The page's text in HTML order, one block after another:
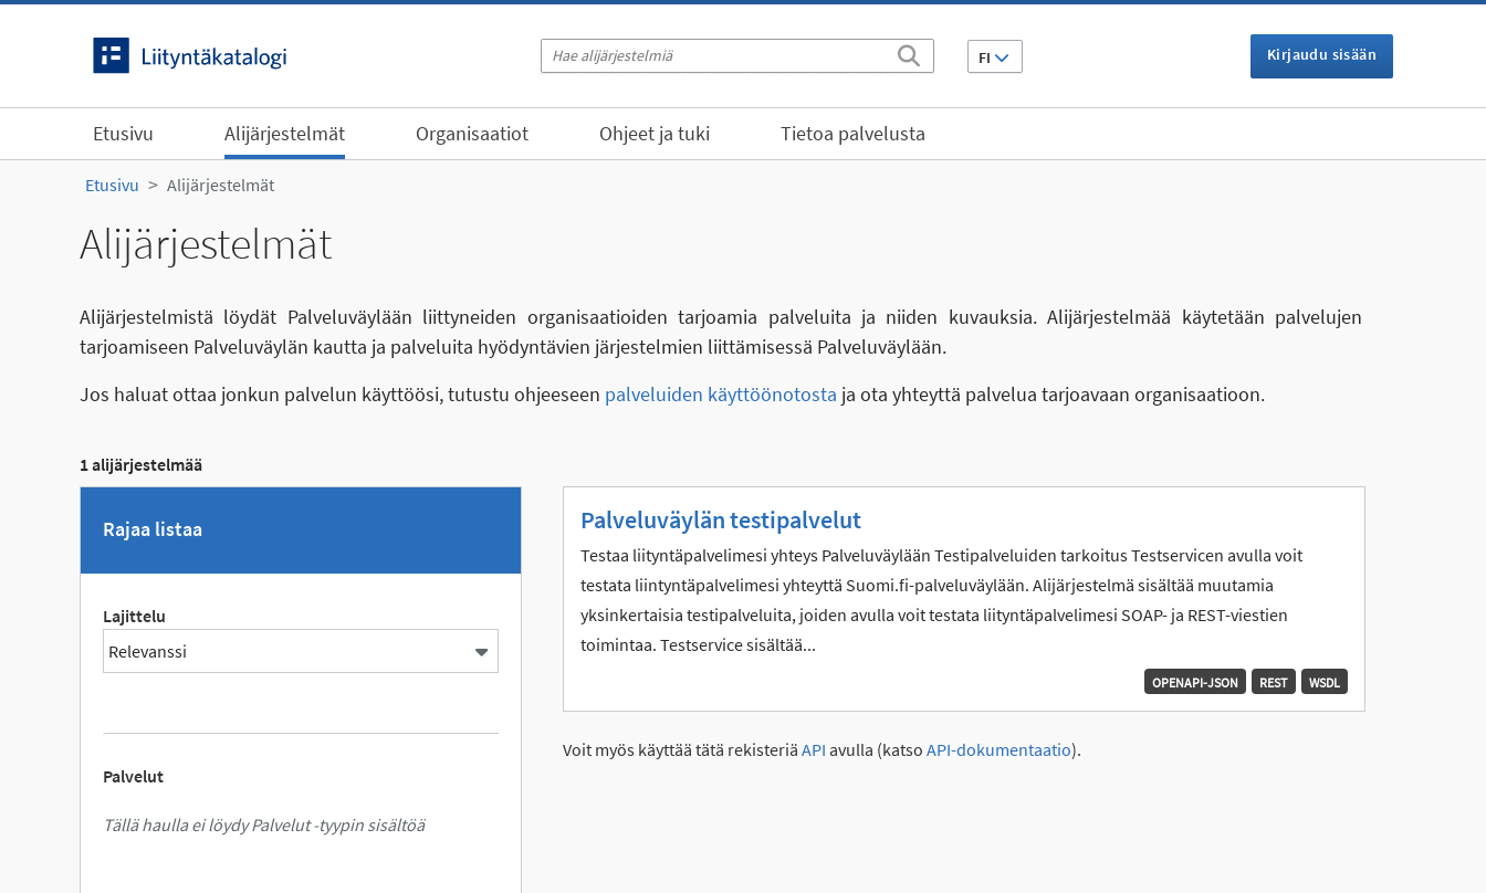
FI Kirjaudu sisään
Etusivu Alijärjestelmät Organisaatiot Ohjeet ja tuki Tietoa palvelusta
Etusivu Alijärjestelmät
Alijärjestelmät
Alijärjestelmistä löydät Palveluväylään liittyneiden organisaatioiden tarjoamia palveluita ja niiden kuvauksia. Alijärjestelmää käytetään palvelujen
tarjoamiseen Palveluväylän kautta ja palveluita hyödyntävien järjestelmien liittämisessä Palveluväylään.
Jos haluat ottaa jonkun palvelun käyttöösi, tutustu ohjeeseen palveluiden käyttöönotosta ja ota yhteyttä palvelua tarjoavaan organisaatioon.
1 alijärjestelmää
Rajaa listaa
Lajittelu
Palvelut
Tällä haulla ei löydy Palvelut -tyypin sisältöä
Palveluväylän testipalvelut
Testaa liityntäpalvelimesi yhteys Palveluväylään Testipalveluiden tarkoitus Testservicen avulla voit
testata liintyntäpalvelimesi yhteyttä Suomi.fi-palveluväylään. Alijärjestelmä sisältää muutamia
yksinkertaisia testipalveluita, joiden avulla voit testata liityntäpalvelimesi SOAP- ja REST-viestien
toimintaa. Testservice sisältää...
WSDL
REST
OPENAPI-JSON
Voit myös käyttää tätä rekisteriä API avulla (katso API-dokumentaatio).